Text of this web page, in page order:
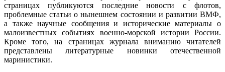
страницах публикуются последние новости с флотов,
проблемные статьи о нынешнем состоянии и развитии ВМФ,
а также научные сообщения и исторические материалы о
малоизвестных событиях военно-морской истории России.
Кроме того, на страницах журнала вниманию читателей
представлены литературные новинки отечественной
маринистики.